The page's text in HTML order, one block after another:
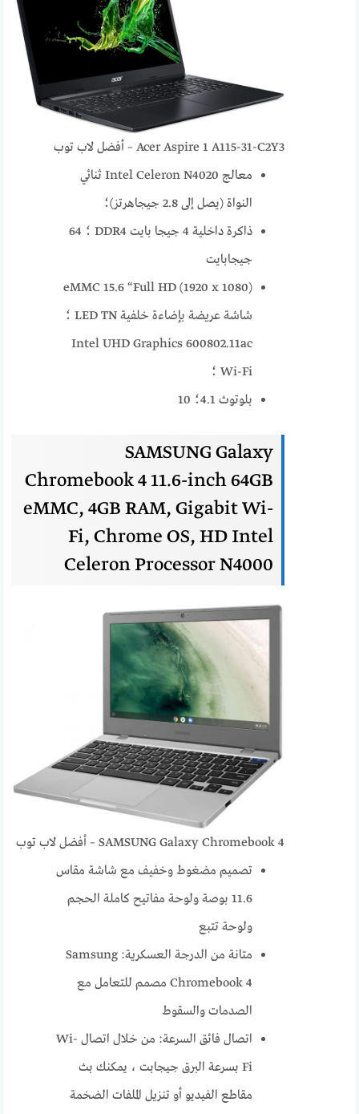
Acer Aspire 1 A115-31-C2Y3 – أفضل لاب توب
معالج Intel Celeron N4020 ثنائي
النواة (يصل إلى 2.8 جيجاهرتز)؛
ذاكرة داخلية 4 جيجا بايت DDR4 ؛ 64
جيجابايت
eMMC 15.6 “Full HD (1920 x 1080)
شاشة عريضة بإضاءة خلفية LED TN ؛
Intel UHD Graphics 600802.11ac
Wi-Fi ؛
بلوتوث 4.1؛ 10
SAMSUNG Galaxy
Chromebook 4 11.6-inch 64GB
eMMC, 4GB RAM, Gigabit Wi-
Fi, Chrome OS, HD Intel
Celeron Processor N4000
SAMSUNG Galaxy Chromebook 4 – أفضل لاب توب
تصميم مضغوط وخفيف مع شاشة مقاس
11.6 بوصة ولوحة مفاتيح كاملة الحجم
ولوحة تتبع
متانة من الدرجة العسكرية: Samsung
Chromebook 4 مصمم للتعامل مع
الصدمات والسقوط
اتصال فائق السرعة: من خلال اتصال Wi-
Fi بسرعة البرق جيجابت ، يمكنك بث
مقاطع الفيديو أو تنزيل الملفات الضخمة